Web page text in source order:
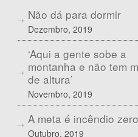
Não dá para dormir
Dezembro, 2019
‘Aqui a gente sobe a
montanha e não tem
de altura’
Novembro, 2019
A meta é incêndio zero
Outubro, 2019